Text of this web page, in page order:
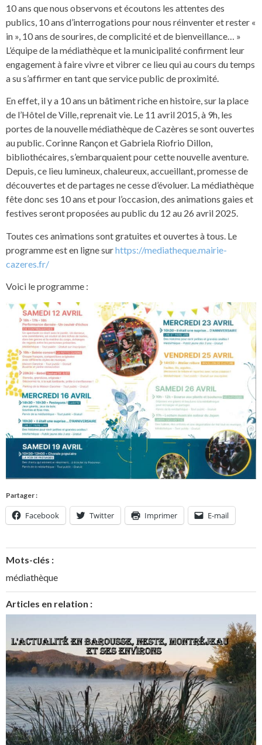
10 ans que nous observons et écoutons les attentes des
publics, 10 ans d’interrogations pour nous réinventer et rester «
in », 10 ans de sourires, de complicité et de bienveillance… »
L’équipe de la médiathèque et la municipalité confirment leur
engagement à faire vivre et vibrer ce lieu qui au cours du temps
a su s’affirmer en tant que service public de proximité.
En effet, il y a 10 ans un bâtiment riche en histoire, sur la place
de l’Hôtel de Ville, reprenait vie. Le 11 avril 2015, à 9h, les
portes de la nouvelle médiathèque de Cazères se sont ouvertes
au public. Corinne Rançon et Gabriela Riofrio Dillon,
bibliothécaires, s’embarquaient pour cette nouvelle aventure.
Depuis, ce lieu lumineux, chaleureux, accueillant, promesse de
découvertes et de partages ne cesse d’évoluer. La médiathèque
fête donc ses 10 ans et pour l’occasion, des animations gaies et
festives seront proposées au public du 12 au 26 avril 2025.
Toutes ces animations sont gratuites et ouvertes à tous. Le
programme est en ligne surhttps://mediatheque.mairie-
cazeres.fr/
Voici le programme :
Partager :
Facebook Twitter Imprimer E-mail
Mots-clés :
médiathèque
Articles en relation :